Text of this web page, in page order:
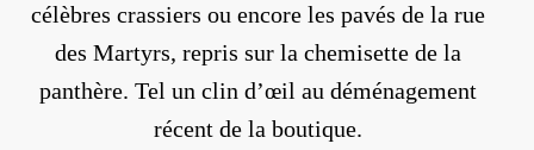
célèbres crassiers ou encore les pavés de la rue
des Martyrs, repris sur la chemisette de la
panthère. Tel un clin d’œil au déménagement
récent de la boutique.